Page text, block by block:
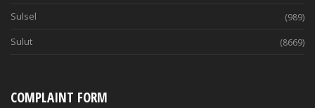
Sulsel (989)
Sulut (8669)
COMPLAINT FORM